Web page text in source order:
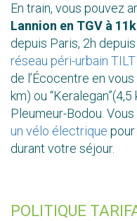
En train, vous pouvez
Lannion en TGV à
depuis Paris, 2h
réseau péri-urbain TILT
de l’Écocentre en vous
km) ou
Pleumeur-Bodou.
un vélo électrique
durant votre séjour.
POLITIQUE